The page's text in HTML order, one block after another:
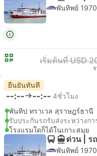
พันทิพย์ 1970
เริ่มต้นที่ USD
ยืนยันทันที
--:-- --:-- 4ชั่วโมง
พันทิป ทราเวล สุราษฎร์ธานี
รับประกันรถรับส่งระหว่างก
โรงแรมใดก็ได้ในเกาะสมุย
ด่วน | ร
พันทิพย์ 1970